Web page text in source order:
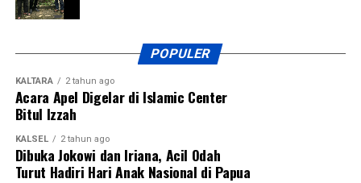
POPULER
KALTARA 2 tahun ago
Acara Apel Digelar di Islamic Center
Bitul Izzah
KALSEL 2 tahun ago
Dibuka Jokowi dan Iriana, Acil Odah
Turut Hadiri Hari Anak Nasional di Papua